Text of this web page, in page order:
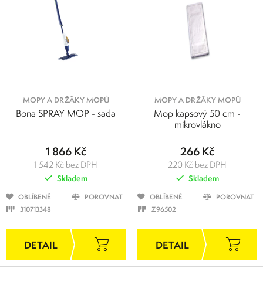
MOPY A DRŽÁKY MOPŮ
Bona SPRAY MOP - sada
1 866 Kč
1 542 Kč bez DPH
Skladem
OBLÍBENÉ
POROVNAT
310713348
MOPY A DRŽÁKY MOPŮ
Mop kapsový 50 cm -
mikrovlákno
266 Kč
220 Kč bez DPH
Skladem
OBLÍBENÉ
POROVNAT
Z96502